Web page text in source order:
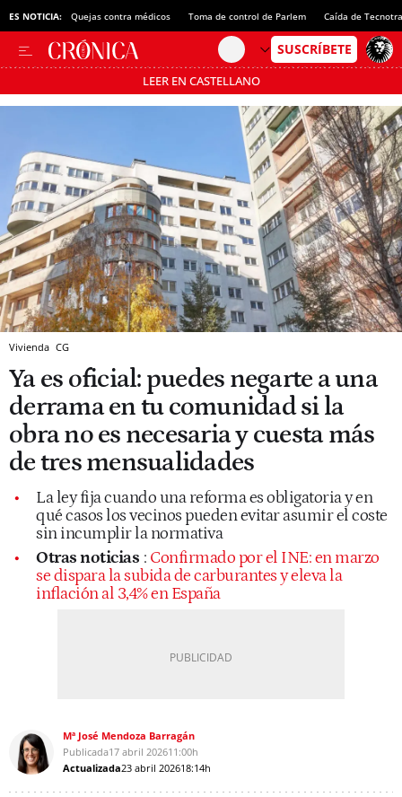
ES NOTICIA: Quejas contra médicos Toma de control de Parlem Caída de
LEER EN CASTELLANO
Pásate al MODO AHORRO
Vivienda CG
Ya es oficial: puedes negarte a una
derrama en tu comunidad si la
obra no es necesaria y cuesta más
de tres mensualidades
La ley fija cuando una reforma es obligatoria y en
qué casos los vecinos pueden evitar asumir el coste
sin incumplir la normativa
Otras noticias : Confirmado por el INE: en marzo
se dispara la subida de carburantes y eleva la
inflación al 3,4% en España
Mª José Mendoza Barragán
Publicada17 abril 202611:00h
Actualizada23 abril 202618:14h